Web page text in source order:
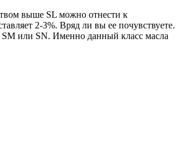
выше SL можно отнести к
2-3%. Вряд ли вы ее почувствуете.
SM или SN. Именно данный класс масла